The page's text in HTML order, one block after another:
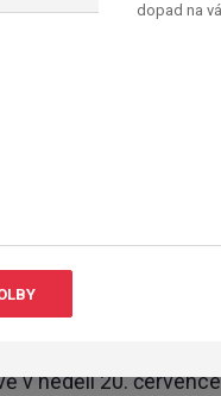
od 20:30 na
států či její
našem případě toho
Sport2 je totiž
Přesvědčit se
souboje
na Sport2
Eura
v neděli 20.
dopad na